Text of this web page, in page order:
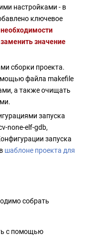
настройками - в
ключевое
значение
сборки проекта.
файла makefile
а также очищать
запуска
none-elf-gdb,
запуска
шаблоне проекта для
собрать
с помощью